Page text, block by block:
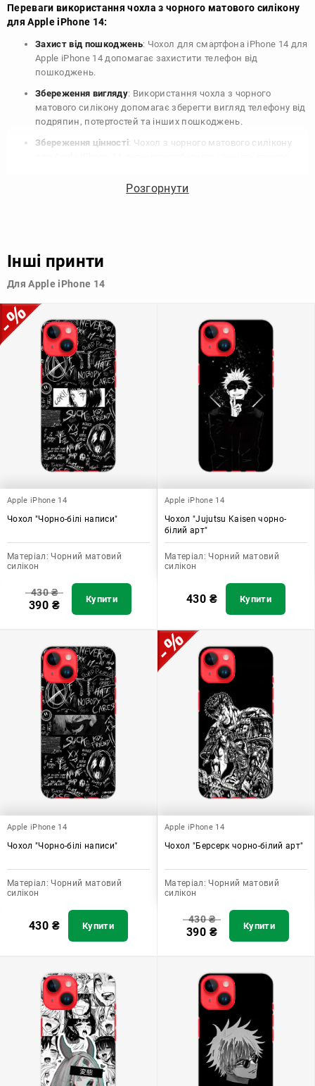
Переваги використання чохла з чорного матового силікону
для Apple iPhone 14:
Захист від пошкоджень: Чохол для смартфона iPhone 14 для
Apple iPhone 14 допомагає захистити телефон від
пошкоджень.
Збереження вигляду: Використання чохла з чорного
матового силікону допомагає зберегти вигляд телефону від
подряпин, потертостей та інших пошкоджень.
Збереження цінності: Чохол з чорного матового силікону
продати свій пристрій в майбутньому.
Узагалі, чохол для телефону - це дуже корисний аксесуар, який
допомагає захистити ваш пристрій, зберегти його цінність і
Розгорнути
Інші принти
Для Apple iPhone 14
Apple iPhone 14
Чохол "Чорно-білі написи"
Матеріал: Чорний матовий
силікон
430₴
390 ₴ Купити
Apple iPhone 14
Чохол "Jujutsu Kaisen чорно-
білий арт"
Матеріал: Чорний матовий
силікон
430 ₴ Купити
Apple iPhone 14
Чохол "Чорно-білі написи"
Матеріал: Чорний матовий
силікон
430 ₴ Купити
Apple iPhone 14
Чохол "Берсерк чорно-білий арт"
Матеріал: Чорний матовий
силікон
430₴
390 ₴ Купити